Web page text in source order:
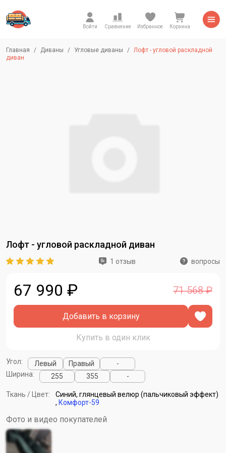
Войти Сравнение Избранное Корзина
Главная Диваны Угловые диваны
Лофт - угловой раскладной
диван
Угол: Левый Правый
-
Ширина:
255 355 -
Ткань / Цвет:
Синий, глянцевый велюр (пальчиковый эффект)
, Комфорт-59
Фото и видео покупателей
Лофт - угловой раскладной диван
1 отзыв вопросы
67 990 ₽ 71 568 ₽
Добавить в корзину
Купить в один клик